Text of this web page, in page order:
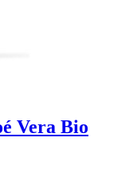
Vera Bio